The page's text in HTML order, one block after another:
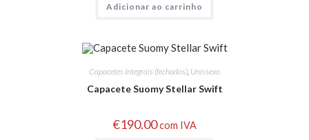
Adicionar ao carrinho
Capacetes Integrais (fechados) Unissexo
Capacete Suomy Stellar Swift
€190.00com IVA